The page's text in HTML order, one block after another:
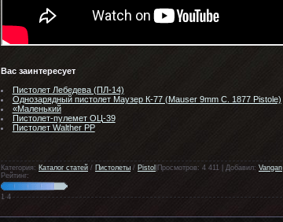
Вас заинтересует
Пистолет Лебедева (ПЛ-14)
Однозарядный пистолет Маузер К-77 (Mauser 9mm C. 1877 Pistole)
«Маленький
Пистолет-пулемет ОЦ-39
Пистолет Walther PP
Категория: Каталог статей / Пистолеты / Pistol |Просмотров: 4 411 | Добавил: Vangan
Рейтинг:
1 4